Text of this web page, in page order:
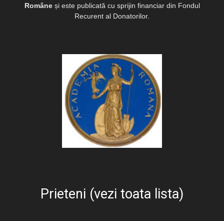
Româneși este publicată cu sprijin financiar din Fondul
Recurent al Donatorilor.
Prieteni (vezi toata lista)